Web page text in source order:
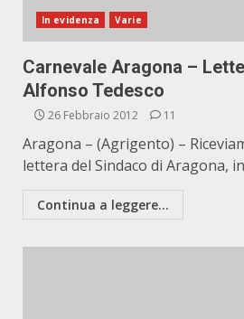
In evidenza Varie
Carnevale Aragona –
Alfonso Tedesco
26 Febbraio 2012 11
Aragona – (Agrigento) –
lettera del Sindaco di Aragona,
Continua a leggere...